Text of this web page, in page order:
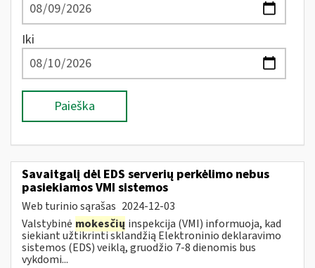
Iki
Paieška
Savaitgalį dėl EDS serverių perkėlimo nebus
pasiekiamos VMI sistemos
Web turinio sąrašas 2024-12-03
Valstybinė mokesčių inspekcija (VMI) informuoja, kad
siekiant užtikrinti sklandžią Elektroninio deklaravimo
sistemos (EDS) veiklą, gruodžio 7-8 dienomis bus
vykdomi...